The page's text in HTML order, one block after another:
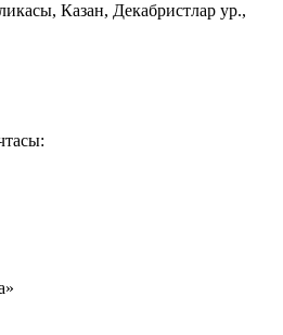
Казан, Декабристлар ур.,